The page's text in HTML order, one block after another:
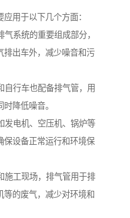
用于以下几个方面：
系统的重要组成部分，
排出车外，减少噪音和污
自行车也配备排气管，用
降低噪音。
发电机、空压机、锅炉等
保设备正常运行和环境保
施工现场，排气管用于排
的废气，减少对环境和